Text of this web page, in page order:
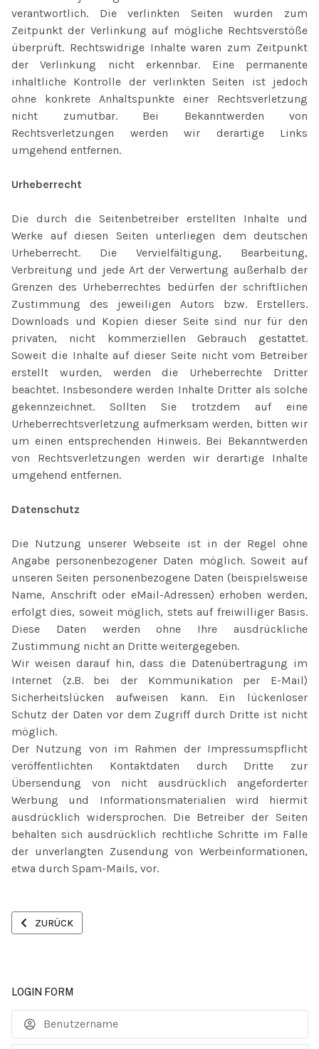
verantwortlich. Die verlinkten Seiten wurden zum
Zeitpunkt der Verlinkung auf mögliche Rechtsverstöße
überprüft. Rechtswidrige Inhalte waren zum Zeitpunkt
der Verlinkung nicht erkennbar. Eine permanente
inhaltliche Kontrolle der verlinkten Seiten ist jedoch
ohne konkrete Anhaltspunkte einer Rechtsverletzung
nicht zumutbar. Bei Bekanntwerden von
Rechtsverletzungen werden wir derartige Links
umgehend entfernen.
Urheberrecht
Die durch die Seitenbetreiber erstellten Inhalte und
Werke auf diesen Seiten unterliegen dem deutschen
Urheberrecht. Die Vervielfältigung, Bearbeitung,
Verbreitung und jede Art der Verwertung außerhalb der
Grenzen des Urheberrechtes bedürfen der schriftlichen
Zustimmung des jeweiligen Autors bzw. Erstellers.
Downloads und Kopien dieser Seite sind nur für den
privaten, nicht kommerziellen Gebrauch gestattet.
Soweit die Inhalte auf dieser Seite nicht vom Betreiber
erstellt wurden, werden die Urheberrechte Dritter
beachtet. Insbesondere werden Inhalte Dritter als solche
gekennzeichnet. Sollten Sie trotzdem auf eine
Urheberrechtsverletzung aufmerksam werden, bitten wir
um einen entsprechenden Hinweis. Bei Bekanntwerden
von Rechtsverletzungen werden wir derartige Inhalte
umgehend entfernen.
Datenschutz
Die Nutzung unserer Webseite ist in der Regel ohne
Angabe personenbezogener Daten möglich. Soweit auf
unseren Seiten personenbezogene Daten (beispielsweise
Name, Anschrift oder eMail-Adressen) erhoben werden,
erfolgt dies, soweit möglich, stets auf freiwilliger Basis.
Diese Daten werden ohne Ihre ausdrückliche
Zustimmung nicht an Dritte weitergegeben.
Wir weisen darauf hin, dass die Datenübertragung im
Internet (z.B. bei der Kommunikation per E-Mail)
Sicherheitslücken aufweisen kann. Ein lückenloser
Schutz der Daten vor dem Zugriff durch Dritte ist nicht
möglich.
Der Nutzung von im Rahmen der Impressumspflicht
veröffentlichten Kontaktdaten durch Dritte zur
Übersendung von nicht ausdrücklich angeforderter
Werbung und Informationsmaterialien wird hiermit
ausdrücklich widersprochen. Die Betreiber der Seiten
behalten sich ausdrücklich rechtliche Schritte im Falle
der unverlangten Zusendung von Werbeinformationen,
etwa durch Spam-Mails, vor.
VORHERIGER BEITRAG: KONTAKT TOP-LEFT
ZURÜCK
LOGIN FORM